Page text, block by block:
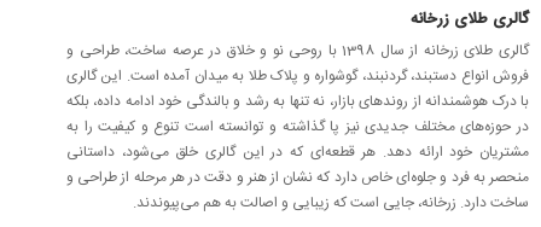
گالری طلای زرخانه
گالری طلای زرخانه از سال 1398 با روحی نو و خلاق در عرصه ساخت، طراحی و
فروش انواع دستبند، گردنبند، گوشواره و پلاک طلا به میدان آمده است. این گالری
با درک هوشمندانه از روندهای بازار، نه تنها به رشد و بالندگی خود ادامه داده، بلکه
در حوزه‌های مختلف جدیدی نیز پا گذاشته و توانسته است تنوع و کیفیت را به
مشتریان خود ارائه دهد. هر قطعه‌ای که در این گالری خلق می‌شود، داستانی
منحصر به فرد و جلوه‌ای خاص دارد که نشان از هنر و دقت در هر مرحله از طراحی و
ساخت دارد. زرخانه، جایی است که زیبایی و اصالت به هم می‌پیوندند.